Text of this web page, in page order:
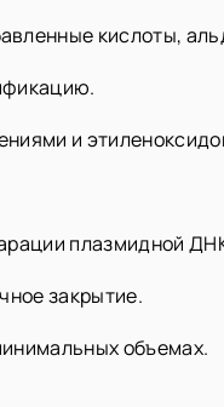
кислоты,
и
плазмидной
закрытие.
объемах.